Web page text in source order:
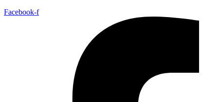
Facebook-f